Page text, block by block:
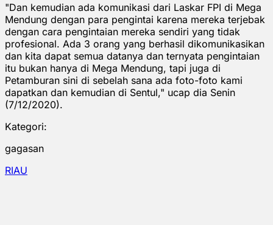
"Dan kemudian ada komunikasi dari Laskar FPI di Mega
Mendung dengan para pengintai karena mereka terjebak
dengan cara pengintaian mereka sendiri yang tidak
profesional. Ada 3 orang yang berhasil dikomunikasikan
dan kita dapat semua datanya dan ternyata pengintaian
itu bukan hanya di Mega Mendung, tapi juga di
Petamburan sini di sebelah sana ada foto-foto kami
dapatkan dan kemudian di Sentul," ucap dia Senin
(7/12/2020).
Kategori:
gagasan
RIAU